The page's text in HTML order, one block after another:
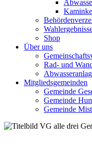
Shop
Über uns
Rad- und
Mitgliedsgemeinden
Gemeinde
Gemeinde
Gemeinde